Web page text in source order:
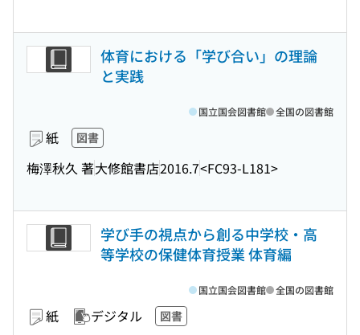
体育における「学び合い」の理論
と実践
紙 図書
梅澤秋久 著大修館書店2016.7<FC93-L181>
国立国会図書館 全国の図書館
学び手の視点から創る中学校・高
等学校の保健体育授業 体育編
紙 デジタル 図書
国立国会図書館 全国の図書館